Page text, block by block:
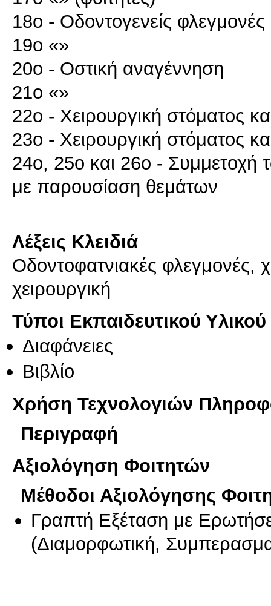
18ο - Οδοντογενείς φλεγμονές
19ο «»
20ο - Οστική αναγέννηση
21ο «»
22ο - Χειρουργική στόματος
23ο - Χειρουργική στόματος
24ο, 25ο και 26ο - Συμμετοχή
με παρουσίαση θεμάτων
Λέξεις Κλειδιά
Οδοντοφατνιακές φλεγμονές,
χειρουργική
Τύποι Εκπαιδευτικού Υλικού
Διαφάνειες
Βιβλίο
Χρήση Τεχνολογιών
Περιγραφή
Αξιολόγηση Φοιτητών
Μέθοδοι Αξιολόγησης
Γραπτή Εξέταση με
(Διαμορφωτική,